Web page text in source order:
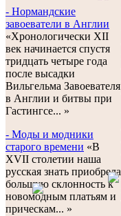
- Нормандские
завоеватели в Англии
«Хронологически XII
век начинается спустя
тридцать четыре года
после высадки
Вильгельма Завоевателя
в Англии и битвы при
Гастингсе... »
- Моды и модники
старого времени «В
XVII столетии наша
русская знать приобрела
большую склонность к
новомодным платьям и
прическам... »